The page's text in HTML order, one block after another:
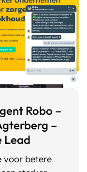
Robo –
–
Lead
voor betere